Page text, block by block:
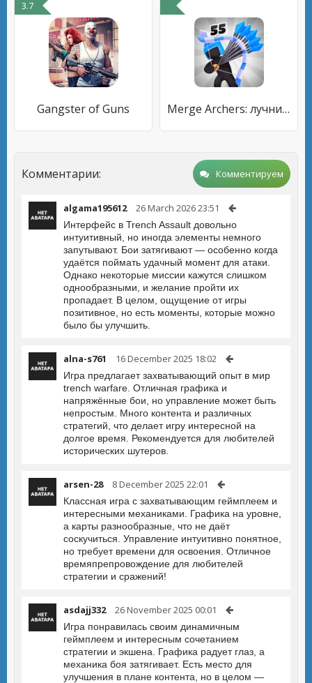
3.7
Gangster of Guns Merge Archers: лучники мердж
Комментарии: Комментируем
algama195612 26 March 2026 23:51
Интерфейс в Trench Assault довольно
интуитивный, но иногда элементы немного
запутывают. Бои затягивают — особенно когда
удаётся поймать удачный момент для атаки.
Однако некоторые миссии кажутся слишком
однообразными, и желание пройти их
пропадает. В целом, ощущение от игры
позитивное, но есть моменты, которые можно
было бы улучшить.
alna-s761 16 December 2025 18:02
Игра предлагает захватывающий опыт в мир
trench warfare. Отличная графика и
напряжённые бои, но управление может быть
непростым. Много контента и различных
стратегий, что делает игру интересной на
долгое время. Рекомендуется для любителей
исторических шутеров.
arsen-28 8 December 2025 22:01
Классная игра с захватывающим геймплеем и
интересными механиками. Графика на уровне,
а карты разнообразные, что не даёт
соскучиться. Управление интуитивно понятное,
но требует времени для освоения. Отличное
времяпрепровождение для любителей
стратегии и сражений!
asdajj332 26 November 2025 00:01
Игра понравилась своим динамичным
геймплеем и интересным сочетанием
стратегии и экшена. Графика радует глаз, а
механика боя затягивает. Есть место для
улучшения в плане контента, но в целом —